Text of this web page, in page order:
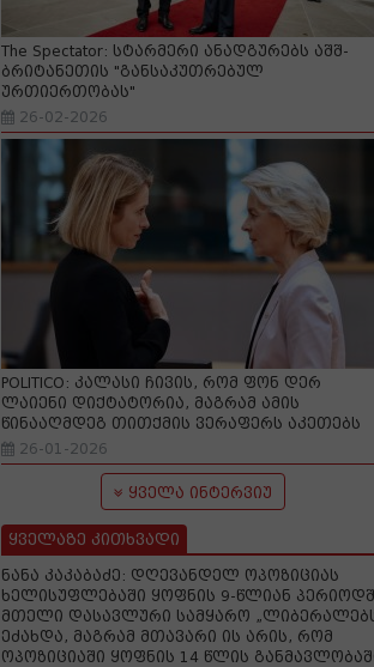
The Spectator: სტარმერი ანადგურებს აშშ-
ბრიტანეთის "განსაკუთრებულ
ურთიერთობას"
26-02-2026
POLITICO: კალასი ჩივის, რომ ფონ დერ
ლაიენი დიქტატორია, მაგრამ ამის
წინააღმდეგ თითქმის ვერაფერს აკეთებს
26-01-2026
ყველა ინტერვიუ
ყველაზე კითხვადი
ნანა კაკაბაძე: დღევანდელ ოპოზიციას
ხელისუფლებაში ყოფნის 9-წლიან
მთელი დასავლური სამყარო
ეძახდა, მაგრამ მთავარი ის არის, რომ
ოპოზიციაში ყოფნის 14 წლის